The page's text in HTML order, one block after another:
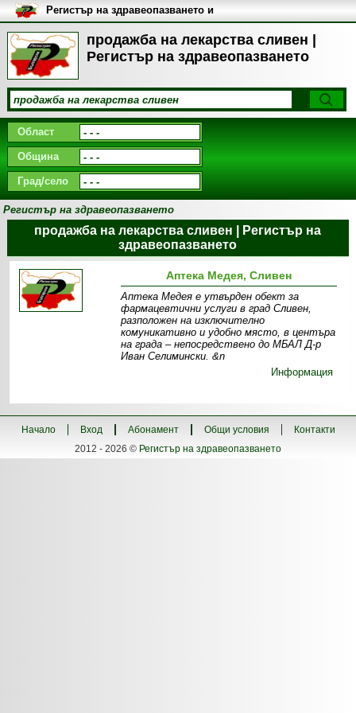
продажба на лекарства сливен |
Регистър на здравеопазването
Регистър на здравеопазването и
медицинските заведения в
България
Област
Община
Град/село
Регистър на здравеопазването
продажба на лекарства сливен | Регистър на
здравеопазването
Аптека Медея, Сливен
Аптека Медея е утвърден обект за
фармацевтични услуги в град Сливен,
разположен на изключително
комуникативно и удобно място, в центъра
на града – непосредствено до МБАЛ Д-р
Иван Селимински. &n
Информация
Начало Вход Абонамент Общи условия
Контакти
2012 - 2026 © Регистър на здравеопазването